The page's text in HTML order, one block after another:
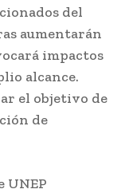
del
aumentarán
impactos
alcance.
el objetivo de
de
UNEP